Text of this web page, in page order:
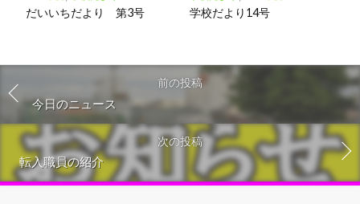
だいいちだより 第3号 学校だより14号
前の投稿
今日のニュース
次の投稿
転入職員の紹介